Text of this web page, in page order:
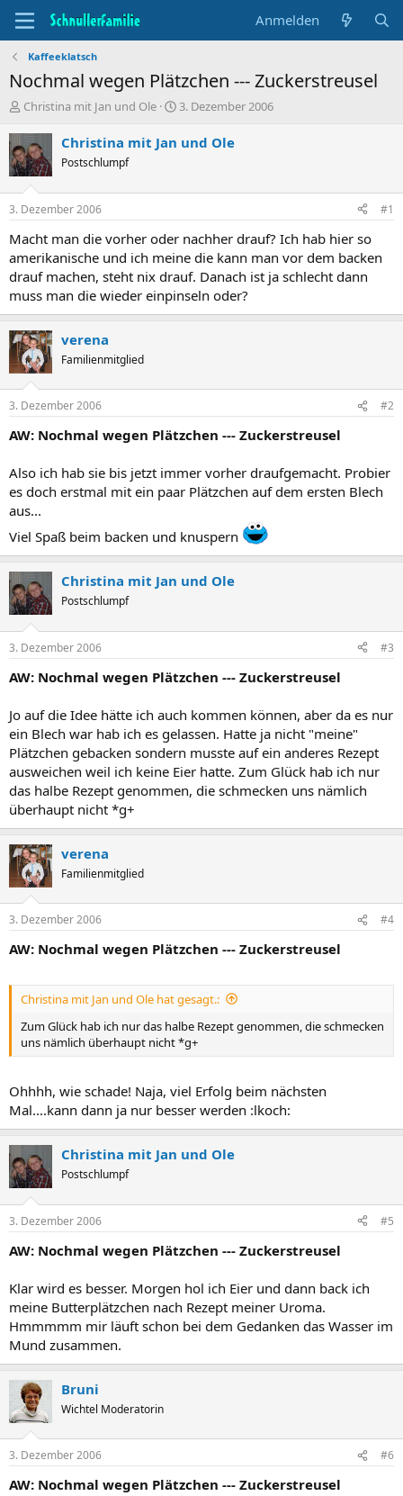
Anmelden
Kaffeeklatsch
Nochmal wegen Plätzchen --- Zuckerstreusel
T
e
m
e
n
s
t
a
t
e
r
Christina mit Jan und Ole
B
g
a
t
m
3. Dezember 2006
Christina mit Jan und Ole
Postschlumpf
3. Dezember 2006 #1
Macht man die vorher oder nachher drauf? Ich hab hier so
amerikanische und ich meine die kann man vor dem backen
drauf machen, steht nix drauf. Danach ist ja schlecht dann
muss man die wieder einpinseln oder?
verena
Familienmitglied
3. Dezember 2006 #2
AW: Nochmal wegen Plätzchen --- Zuckerstreusel
Also ich hab sie bis jetzt immer vorher draufgemacht. Probier
es doch erstmal mit ein paar Plätzchen auf dem ersten Blech
aus...
Viel Spaß beim backen und knuspern
Christina mit Jan und Ole
Postschlumpf
3. Dezember 2006 #3
AW: Nochmal wegen Plätzchen --- Zuckerstreusel
Jo auf die Idee hätte ich auch kommen können, aber da es nur
ein Blech war hab ich es gelassen. Hatte ja nicht "meine"
Plätzchen gebacken sondern musste auf ein anderes Rezept
ausweichen weil ich keine Eier hatte. Zum Glück hab ich nur
das halbe Rezept genommen, die schmecken uns nämlich
überhaupt nicht *g+
verena
Familienmitglied
3. Dezember 2006 #4
AW: Nochmal wegen Plätzchen --- Zuckerstreusel
Christina mit Jan und Ole hat gesagt.:
Zum Glück hab ich nur das halbe Rezept genommen, die schmecken
uns nämlich überhaupt nicht *g+
Ohhhh, wie schade! Naja, viel Erfolg beim nächsten
Mal....kann dann ja nur besser werden :lkoch:
Christina mit Jan und Ole
Postschlumpf
3. Dezember 2006 #5
AW: Nochmal wegen Plätzchen --- Zuckerstreusel
Klar wird es besser. Morgen hol ich Eier und dann back ich
meine Butterplätzchen nach Rezept meiner Uroma.
Hmmmmm mir läuft schon bei dem Gedanken das Wasser im
Mund zusammen.
Bruni
Wichtel Moderatorin
3. Dezember 2006 #6
AW: Nochmal wegen Plätzchen --- Zuckerstreusel